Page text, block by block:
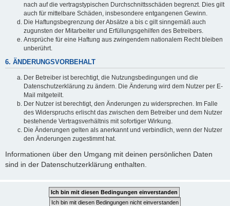
nach auf die vertragstypischen Durchschnittsschäden begrenzt. Dies gilt
auch für mittelbare Schäden, insbesondere entgangenen Gewinn.
Die Haftungsbegrenzung der Absätze a bis c gilt sinngemäß auch
zugunsten der Mitarbeiter und Erfüllungsgehilfen des Betreibers.
Ansprüche für eine Haftung aus zwingendem nationalem Recht bleiben
unberührt.
6. ÄNDERUNGSVORBEHALT
Der Betreiber ist berechtigt, die Nutzungsbedingungen und die
Datenschutzerklärung zu ändern. Die Änderung wird dem Nutzer per E-
Mail mitgeteilt.
Der Nutzer ist berechtigt, den Änderungen zu widersprechen. Im Falle
des Widerspruchs erlischt das zwischen dem Betreiber und dem Nutzer
bestehende Vertragsverhältnis mit sofortiger Wirkung.
Die Änderungen gelten als anerkannt und verbindlich, wenn der Nutzer
den Änderungen zugestimmt hat.
Informationen über den Umgang mit deinen persönlichen Daten
sind in der Datenschutzerklärung enthalten.